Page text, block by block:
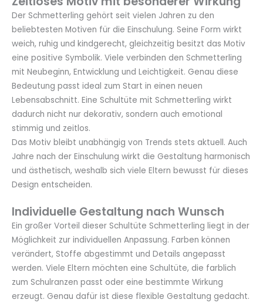
Der Schmetterling gehört seit vielen Jahren zu den
beliebtesten Motiven für die Einschulung. Seine Form wirkt
weich, ruhig und kindgerecht, gleichzeitig besitzt das Motiv
eine positive Symbolik. Viele verbinden den Schmetterling
mit Neubeginn, Entwicklung und Leichtigkeit. Genau diese
Bedeutung passt ideal zum Start in einen neuen
Lebensabschnitt. Eine Schultüte mit Schmetterling wirkt
dadurch nicht nur dekorativ, sondern auch emotional
stimmig und zeitlos.
Das Motiv bleibt unabhängig von Trends stets aktuell. Auch
Jahre nach der Einschulung wirkt die Gestaltung harmonisch
und ästhetisch, weshalb sich viele Eltern bewusst für dieses
Design entscheiden.
Individuelle Gestaltung nach Wunsch
Ein großer Vorteil dieser Schultüte Schmetterling liegt in der
Möglichkeit zur individuellen Anpassung. Farben können
verändert, Stoffe abgestimmt und Details angepasst
werden. Viele Eltern möchten eine Schultüte, die farblich
zum Schulranzen passt oder eine bestimmte Wirkung
erzeugt. Genau dafür ist diese flexible Gestaltung gedacht.